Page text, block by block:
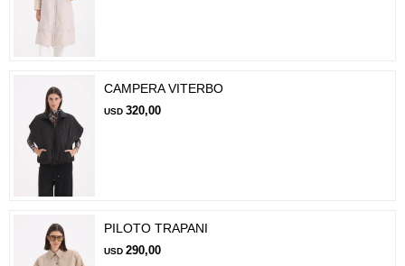
CAMPERA VITERBO
USD 320,00
PILOTO TRAPANI
USD 290,00